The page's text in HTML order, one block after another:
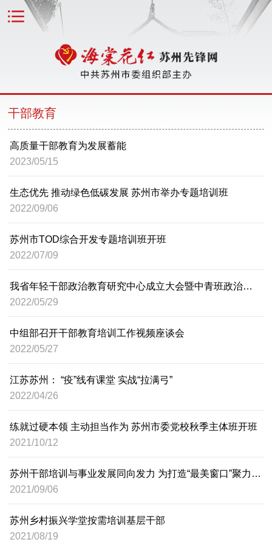
干部教育
高质量干部教育为发展蓄能
2023/05/15
生态优先 推动绿色低碳发展 苏州市举办专题培训班
2022/09/06
苏州市TOD综合开发专题培训班开班
2022/07/09
我省年轻干部政治教育研究中心成立大会暨中青班政治辅导员工作研讨会举行
2022/05/29
中组部召开干部教育培训工作视频座谈会
2022/05/27
江苏苏州： “疫”线有课堂 实战“拉满弓”
2022/04/26
练就过硬本领 主动担当作为 苏州市委党校秋季主体班开班
2021/10/12
苏州干部培训与事业发展同向发力 为打造“最美窗口”聚力赋能
2021/09/06
苏州乡村振兴学堂按需培训基层干部
2021/08/19